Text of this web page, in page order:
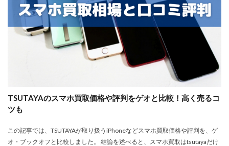
TSUTAYAのスマホ買取価格や評判をゲオと比較！高く売るコ
ツも
この記事では、TSUTAYAが取り扱うiPhoneなどスマホ買取価格や評判を、ゲ
オ・ブックオフと比較しました。 結論を述べると、スマホ買取はtsutayaだけ